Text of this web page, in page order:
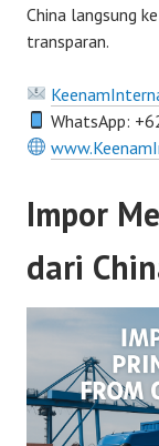
China langsung
transparan.
WhatsApp:
Impor
dari